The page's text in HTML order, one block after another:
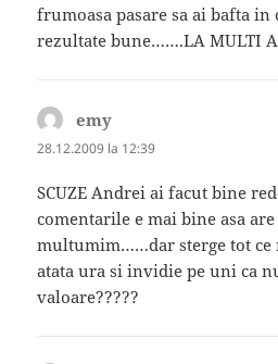
frumoasa pasare sa ai bafta
rezultate bune…….LA MULTI
emy
28.12.2009 la 12:39
SCUZE Andrei ai facut bine
comentarile e mai bine asa
multumim……dar sterge tot ce
atata ura si invidie pe uni ca
valoare?????